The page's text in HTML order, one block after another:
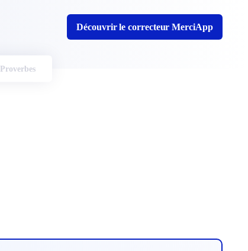
Découvrir le correcteur MerciApp
Proverbes